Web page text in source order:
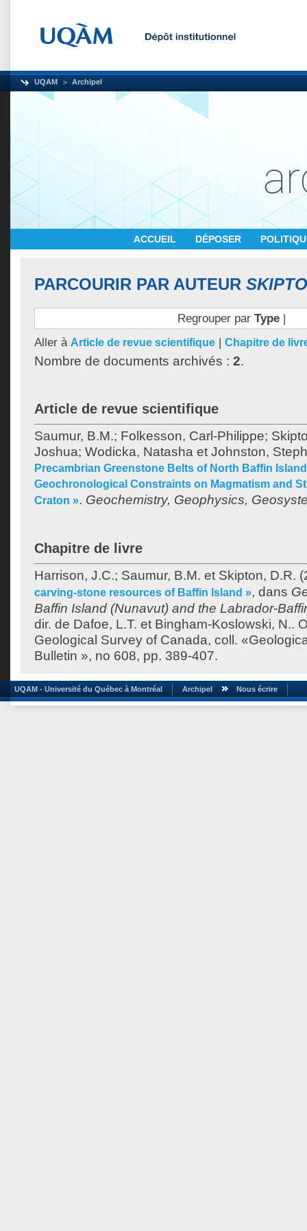
UQAM Archipel
ACCUEIL DÉPOSER
PARCOURIR PAR AUTEUR
Regrouper par Type|
Aller à Article de revue scientifique | Chapitre de
Nombre de documents archivés : 2.
Article de revue scientifique
Saumur, B.M.; Folkesson, Carl-Philippe;
Joshua; Wodicka, Natasha et Johnston,
Precambrian Greenstone Belts of North Baffin
Geochronological Constraints on Magmatism and
Craton ». Geochemistry, Geophysics,
Chapitre de livre
Harrison, J.C.; Saumur, B.M. et Skipton, D.R.
carving-stone resources of Baffin Island », dans
Baffin Island (Nunavut) and the Labrador-
dir. de Dafoe, L.T. et Bingham-Koslowski, N..
Geological Survey of Canada, coll.
Bulletin », no 608, pp. 389-407.
UQAM - Université du Québec à Montréal Archipel Nous écrire